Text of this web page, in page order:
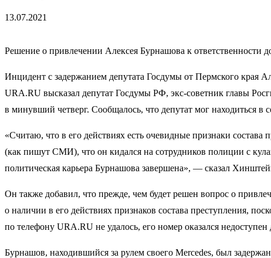
13.07.2021
Решение о привлечении Алексея Бурнашова к ответственности
Инцидент с задержанием депутата Госдумы от Пермского края
URA.RU высказал депутат Госдумы РФ, экс-советник главы
в минувший четверг. Сообщалось, что депутат мог находиться в
«Считаю, что в его действиях есть очевидные признаки
(как пишут СМИ), что он кидался на сотрудников полиции с
политическая карьера Бурнашова завершена», — сказал
Он также добавил, что прежде, чем будет решен вопрос о
о наличии в его действиях признаков состава преступления,
по телефону URA.RU не удалось, его номер оказался недоступен
Бурнашов, находившийся за рулем своего Mercedes, был